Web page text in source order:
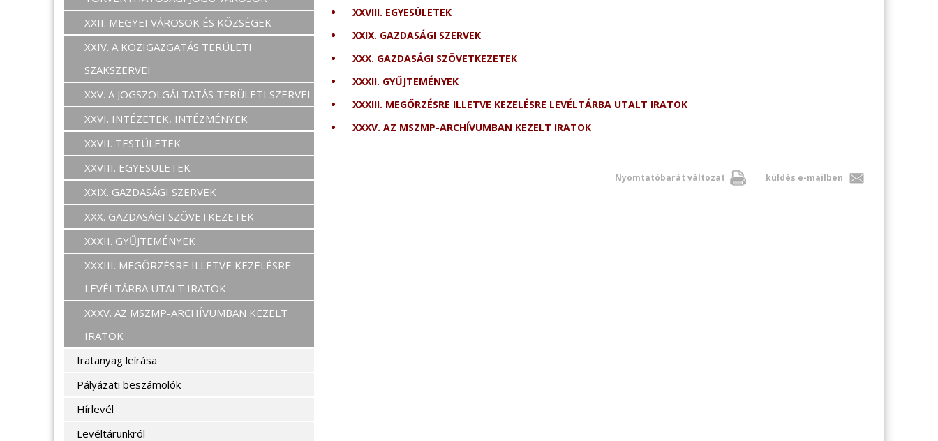
XXVIII. EGYESÜLETEK
XXIX. GAZDASÁGI SZERVEK
XXX. GAZDASÁGI SZÖVETKEZETEK
XXXII. GYŰJTEMÉNYEK
XXXIII. MEGŐRZÉSRE ILLETVE KEZELÉSRE LEVÉLTÁRBA UTALT IRATOK
XXXV. AZ MSZMP-ARCHÍVUMBAN KEZELT IRATOK
Nyomtatóbarát változat küldés e-mailben
XXII. MEGYEI VÁROSOK ÉS KÖZSÉGEK
XXIV. A KÖZIGAZGATÁS TERÜLETI
SZAKSZERVEI
XXV. A JOGSZOLGÁLTATÁS TERÜLETI SZERVEI
XXVI. INTÉZETEK, INTÉZMÉNYEK
XXVII. TESTÜLETEK
XXVIII. EGYESÜLETEK
XXIX. GAZDASÁGI SZERVEK
XXX. GAZDASÁGI SZÖVETKEZETEK
XXXII. GYŰJTEMÉNYEK
XXXIII. MEGŐRZÉSRE ILLETVE KEZELÉSRE
LEVÉLTÁRBA UTALT IRATOK
XXXV. AZ MSZMP-ARCHÍVUMBAN KEZELT
IRATOK
Iratanyag leírása
Pályázati beszámolók
Hírlevél
Levéltárunkról